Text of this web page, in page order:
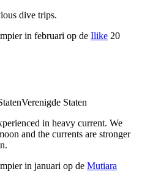
dive trips.
in februari op de Ilike 20
Verenigde Staten
in heavy current. We
and the currents are stronger
in januari op de Mutiara